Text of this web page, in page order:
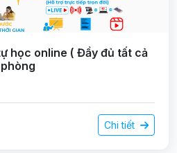
học online ( Đầy đủ tất cả
Chi tiết